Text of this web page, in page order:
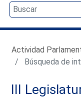
Actividad
Búsqueda de
III